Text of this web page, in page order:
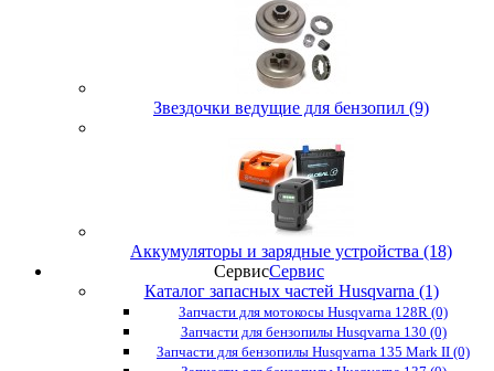
Звездочки ведущие для бензопил (9)
Аккумуляторы и зарядные устройства (18)
СервисСервис
Каталог запасных частей Husqvarna (1)
Запчасти для мотокосы Husqvarna 128R (0)
Запчасти для бензопилы Husqvarna 130 (0)
Запчасти для бензопилы Husqvarna 135 Mark II (0)